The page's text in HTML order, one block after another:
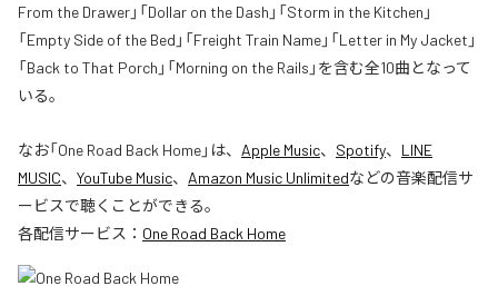
From the Drawer」「Dollar on the Dash」「Storm in the Kitchen」
「Empty Side of the Bed」「Freight Train Name」「Letter in My Jacket」
「Back to That Porch」「Morning on the Rails」を含む全10曲となって
いる。
なお「One Road Back Home」は、 Apple Music、 Spotify、 LINE
MUSIC、 YouTube Music、 Amazon Music Unlimitedなどの音楽配信サ
ービスで聴くことができる。
各配信サービス： One Road Back Home